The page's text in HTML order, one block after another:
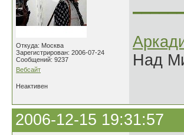
Откуда: Москва
Зарегистрирован: 2006-07-24
Сообщений: 9237
Вебсайт
Над
Неактивен
2006-12-15 19:31:57